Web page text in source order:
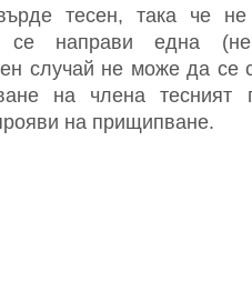
тесен, така че
направи една
случай не може да се
на члена тесният
на прищипване.